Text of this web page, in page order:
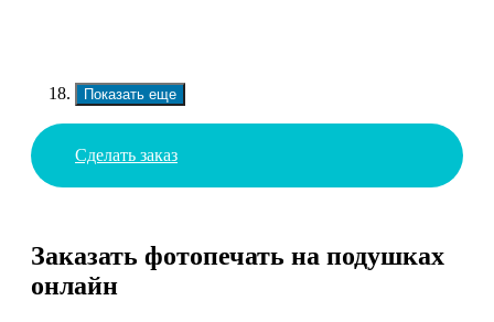
Показать еще
Сделать заказ
Заказать фотопечать на подушках
онлайн